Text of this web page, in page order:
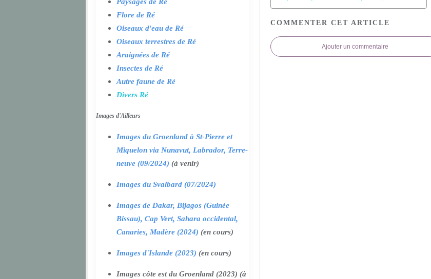
COMMENTER CET ARTICLE
Ajouter un commentaire
Paysages de Ré
Flore de Ré
Oiseaux d'eau de Ré
Oiseaux terrestres de Ré
Araignées de Ré
Insectes de Ré
Autre faune de Ré
Divers Ré
Images d'Ailleurs
Images du Groenland à St-Pierre et
Miquelon via Nunavut, Labrador, Terre-
neuve (09/2024) (à venir)
Images du Svalbard (07/2024)
Images de Dakar, Bijagos (Guinée
Bissau), Cap Vert, Sahara occidental,
Canaries, Madère (2024) (en cours)
Images d'Islande (2023) (en cours)
Images côte est du Groenland (2023) (à